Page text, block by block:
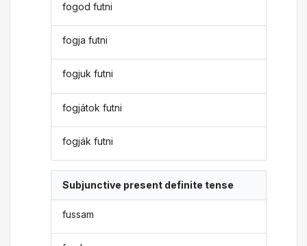
fogod futni
fogja futni
fogjuk futni
fogjátok futni
fogják futni
Subjunctive present definite tense
fussam